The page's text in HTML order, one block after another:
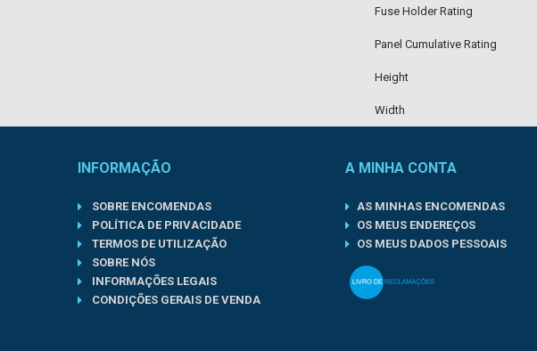
Fuse Holder Rating
Panel Cumulative Rating
Height
Width
INFORMAÇÃO
SOBRE ENCOMENDAS
POLÍTICA DE PRIVACIDADE
TERMOS DE UTILIZAÇÃO
SOBRE NÓS
INFORMAÇÕES LEGAIS
CONDIÇÕES GERAIS DE VENDA
A MINHA CONTA
AS MINHAS ENCOMENDAS
OS MEUS ENDEREÇOS
OS MEUS DADOS PESSOAIS